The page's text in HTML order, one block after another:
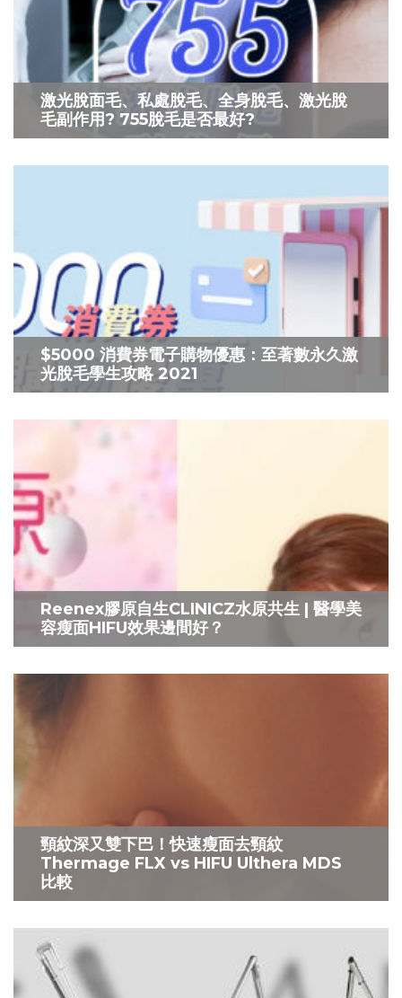
激光脫面毛、私處脫毛、全身脫毛、激光脫
毛副作用? 755脫毛是否最好?
$5000 消費券電子購物優惠：至著數永久激
光脫毛學生攻略 2021
Reenex膠原自生CLINICZ水原共生 | 醫學美
容瘦面HIFU效果邊間好？
頸紋深又雙下巴！快速瘦面去頸紋
Thermage FLX vs HIFU Ulthera MDS
比較